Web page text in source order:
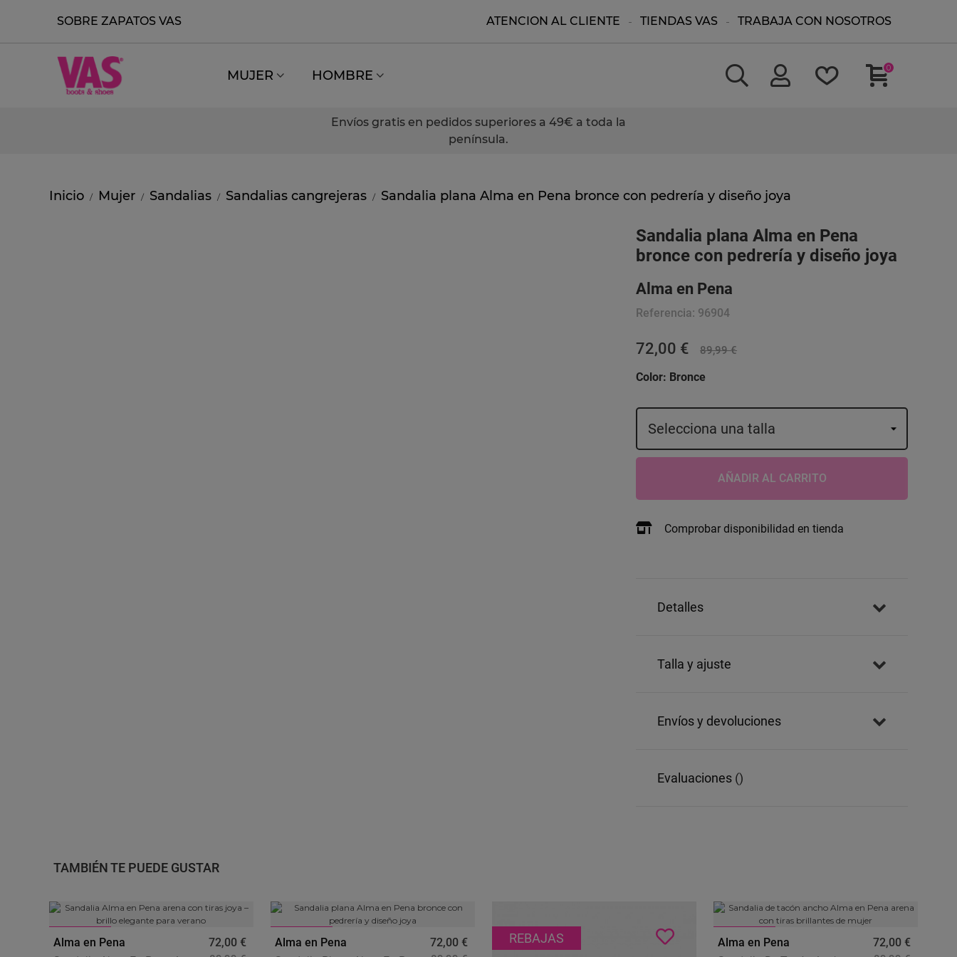
SOBRE ZAPATOS VAS ATENCION AL CLIENTE TIENDAS VAS TRABAJA CON NOSOTROS
MUJER HOMBRE 0
Envíos gratis en pedidos superiores a 49€ a toda la
península.
Inicio / Mujer / Sandalias / Sandalias cangrejeras / Sandalia plana Alma en Pena bronce con pedrería y diseño joya
Sandalia plana Alma en Pena
bronce con pedrería y diseño joya
Alma en Pena
Referencia: 96904
72,00 € 89,99 €
Color: Bronce
AÑADIR AL CARRITO
Comprobar disponibilidad en tienda
detalles
talla y ajuste
envíos y devoluciones
evaluaciones ()
TAMBIÉN TE PUEDE GUSTAR
-20 %
Alma en Pena
72,00 € -20 %
Alma en Pena
72,00 € REBAJAS -20 %
Alma en Pena
72,00 €